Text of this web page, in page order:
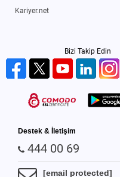
Kariyer.net
Bizi Takip Edin
Destek & İletişim
444 00 69
[email protected]